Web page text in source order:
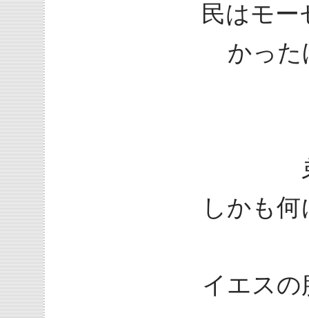
民はモー
かっ
しかも
イエス